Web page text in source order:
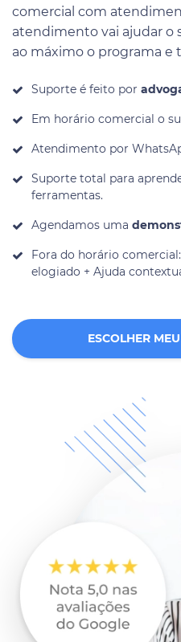
comercial com
atendimento vai ajudar o
ao máximo o programa e
Suporte é feito por
Em horário comercial o
Atendimento por
Suporte total para
ferramentas.
Agendamos uma
Fora do horário
elogiado + Ajuda
ESCOLHER